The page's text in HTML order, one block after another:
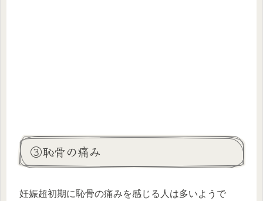
③恥骨の痛み
妊娠超初期に恥骨の痛みを感じる人は多いようで